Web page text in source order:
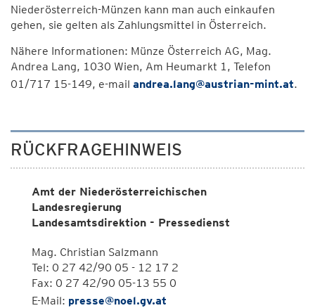
Niederösterreich-Münzen kann man auch einkaufen
gehen, sie gelten als Zahlungsmittel in Österreich.
Nähere Informationen: Münze Österreich AG, Mag.
Andrea Lang, 1030 Wien, Am Heumarkt 1, Telefon
01/717 15-149, e-mail andrea.lang@austrian-mint.at.
RÜCKFRAGEHINWEIS
Amt der Niederösterreichischen
Landesregierung
Landesamtsdirektion - Pressedienst
Mag. Christian Salzmann
Tel: 0 27 42/90 05 - 12 17 2
Fax: 0 27 42/90 05-13 55 0
E-Mail: presse@noel.gv.at